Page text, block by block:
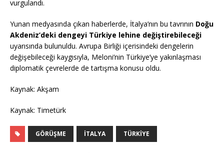
vurgulandı.
Yunan medyasında çıkan haberlerde, İtalya’nın bu tavrının Doğu
Akdeniz’deki dengeyi Türkiye lehine değiştirebileceği
uyarısında bulunuldu. Avrupa Birliği içerisindeki dengelerin
değişebileceği kaygısıyla, Meloni’nin Türkiye’ye yakınlaşması
diplomatik çevrelerde de tartışma konusu oldu.
Kaynak: Akşam
Kaynak: Timetürk
GÖRÜŞME İTALYA TÜRKIYE